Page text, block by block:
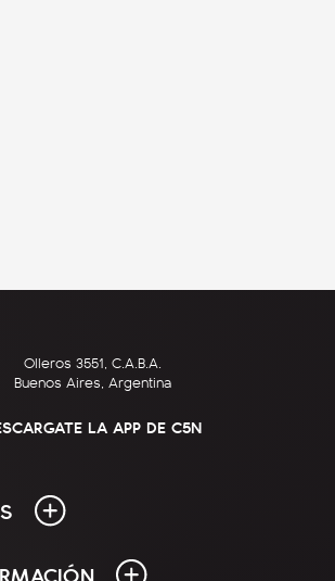
Olleros 3551, C.A.B.A.
Buenos Aires, Argentina
LA APP DE C5N